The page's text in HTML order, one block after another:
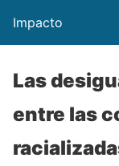
Impacto
Las
entre las